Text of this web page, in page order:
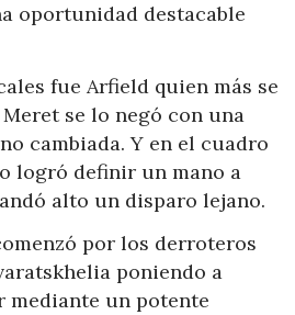
oportunidad destacable
fue Arfield quien más se
se lo negó con una
cambiada. Y en el cuadro
logró definir un mano a
alto un disparo lejano.
por los derroteros
poniendo a
mediante un potente